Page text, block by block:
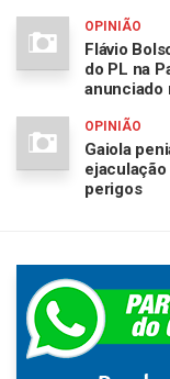
OPINIÃO
Flávio
do PL na
anunciado
OPINIÃO
Gaiola
perigos